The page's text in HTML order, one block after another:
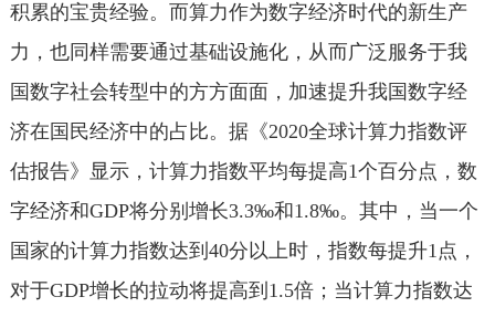
积累的宝贵经验。而算力作为数字经济时代的新生产
力，也同样需要通过基础设施化，从而广泛服务于我
国数字社会转型中的方方面面，加速提升我国数字经
济在国民经济中的占比。据《2020全球计算力指数评
估报告》显示，计算力指数平均每提高1个百分点，数
字经济和GDP将分别增长3.3‰和1.8‰。其中，当一个
国家的计算力指数达到40分以上时，指数每提升1点，
对于GDP增长的拉动将提高到1.5倍；当计算力指数达